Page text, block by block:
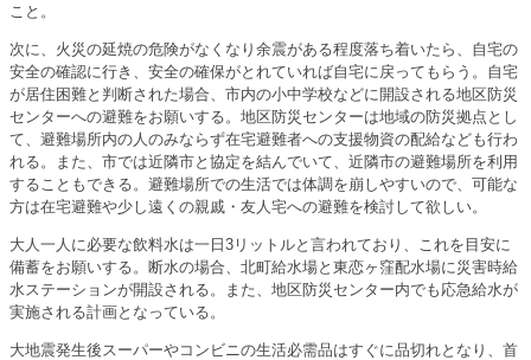
こと。
次に、火災の延焼の危険がなくなり余震がある程度落ち着いたら、自宅の
安全の確認に行き、安全の確保がとれていれば自宅に戻ってもらう。自宅
が居住困難と判断された場合、市内の小中学校などに開設される地区防災
センターへの避難をお願いする。地区防災センターは地域の防災拠点とし
て、避難場所内の人のみならず在宅避難者への支援物資の配給なども行わ
れる。また、市では近隣市と協定を結んでいて、近隣市の避難場所を利用
することもできる。避難場所での生活では体調を崩しやすいので、可能な
方は在宅避難や少し遠くの親戚・友人宅への避難を検討して欲しい。
大人一人に必要な飲料水は一日3リットルと言われており、これを目安に
備蓄をお願いする。断水の場合、北町給水場と東恋ヶ窪配水場に災害時給
水ステーションが開設される。また、地区防災センター内でも応急給水が
実施される計画となっている。
大地震発生後スーパーやコンビニの生活必需品はすぐに品切れとなり、首